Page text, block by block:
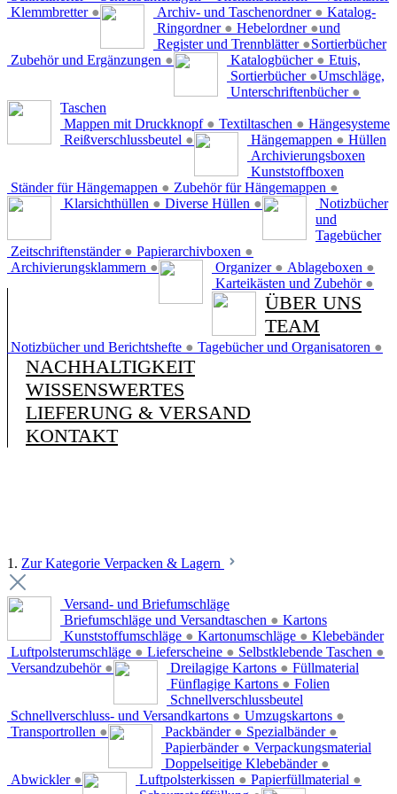
Klemmbretter ●
Archiv- und Taschenordner ●
Ringordner ● Hebelordner ●
Register und Trennblätter ●
Zubehör und Ergänzungen ●
Katalog-
und
Sortierbücher
Katalogbücher ●
Sortierbücher ●
Unterschriftenbücher ●
Etuis,
Umschläge,
Taschen
Mappen mit Druckknopf ● Textiltaschen ●
Reißverschlussbeutel ●
Hängesysteme
Hängemappen ●
Ständer für Hängemappen ● Zubehör für Hängemappen ●
Hüllen
Klarsichthüllen ● Diverse Hüllen ●
Archivierungsboxen
Zeitschriftenständer ● Papierarchivboxen ●
Archivierungsklammern ●
Kunststoffboxen
Organizer ● Ablageboxen ●
Karteikästen und Zubehör ●
Notizbücher
und
Tagebücher
Notizbücher und Berichtshefte ● Tagebücher und Organisatoren ●
ÜBER UNS
TEAM
NACHHALTIGKEIT
WISSENSWERTES
LIEFERUNG & VERSAND
KONTAKT
1. Zur Kategorie Verpacken & Lagern
Versand- und Briefumschläge
Briefumschläge und Versandtaschen ●
Kunststoffumschläge ● Kartonumschläge ●
Luftpolsterumschläge ● Lieferscheine ● Selbstklebende Taschen ●
Versandzubehör ●
Kartons
Dreilagige Kartons ●
Fünflagige Kartons ●
Schnellverschluss- und Versandkartons ● Umzugskartons ●
Transportrollen ●
Klebebänder
Packbänder ● Spezialbänder ●
Papierbänder ●
Doppelseitige Klebebänder ●
Abwickler ●
Füllmaterial
Luftpolsterkissen ● Papierfüllmaterial ●
Folien
Schnellverschlussbeutel
Verpackungsmaterial